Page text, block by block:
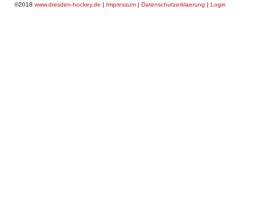
©2018 www.dresden-hockey.de | Impressum | Datenschutzerklaerung | Login